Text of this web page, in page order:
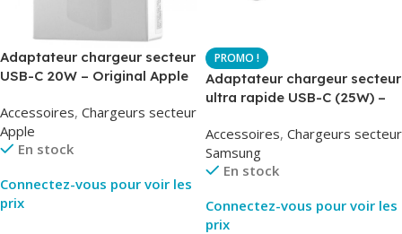
Adaptateur chargeur secteur
USB-C 20W – Original Apple
Original
Accessoires, Chargeurs secteur
Apple
En stock
Connectez-vous pour voir les
prix
Adaptateur chargeur secteur
ultra rapide USB-C (25W) –
EP-TA800
Accessoires, Chargeurs secteur
Samsung
En stock
Connectez-vous pour voir les
prix